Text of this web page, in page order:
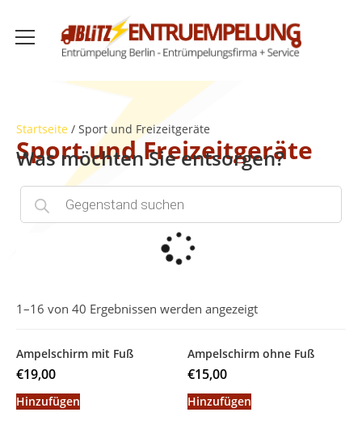
Startseite / Sport und Freizeitgeräte
Sport und Freizeitgeräte
Was möchten Sie entsorgen?
1–16 von 40 Ergebnissen werden angezeigt
Ampelschirm mit Fuß
€19,00
Hinzufügen
Ampelschirm ohne Fuß
€15,00
Hinzufügen